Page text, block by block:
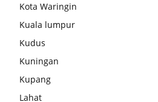
Kota Waringin
Kuala lumpur
Kudus
Kuningan
Kupang
Lahat